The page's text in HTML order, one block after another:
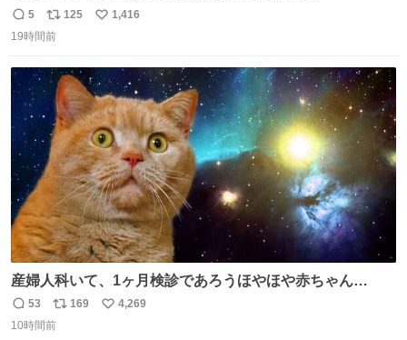
返
信
5
リ
ポ
ト
数
125
い
数
1,416
19時間前
産婦人科いて、1ヶ月検診であろうほやほや赤ちゃん👩‍🍼
と推定2,3歳の女の子👧🏻をワンオペで連れてるママがいる
のだけども 女の子ずっとママの側から離れない…⁉️ 手を繋
返
信
53
リ
ポ
169
い
4,269
10時間前